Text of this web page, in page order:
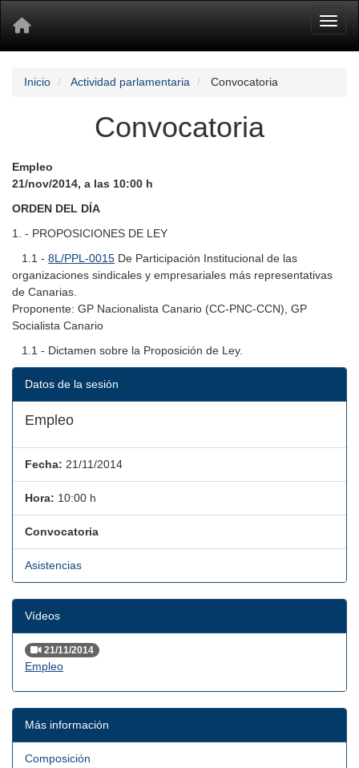
Inicio Actividad parlamentaria Convocatoria
Convocatoria
Empleo
21/nov/2014, a las 10:00 h
ORDEN DEL DÍA
1. - PROPOSICIONES DE LEY
1.1 - 8L/PPL-0015 De Participación Institucional de las
organizaciones sindicales y empresariales más representativas
de Canarias.
Proponente: GP Nacionalista Canario (CC-PNC-CCN), GP
Socialista Canario
1.1 - Dictamen sobre la Proposición de Ley.
Datos de la sesión
Empleo
Fecha: 21/11/2014
Hora: 10:00 h
Convocatoria
Asistencias
Vídeos
21/11/2014
Empleo
Más información
Composición